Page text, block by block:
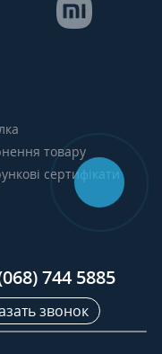
товару
сертифікати
744 5885
звонок